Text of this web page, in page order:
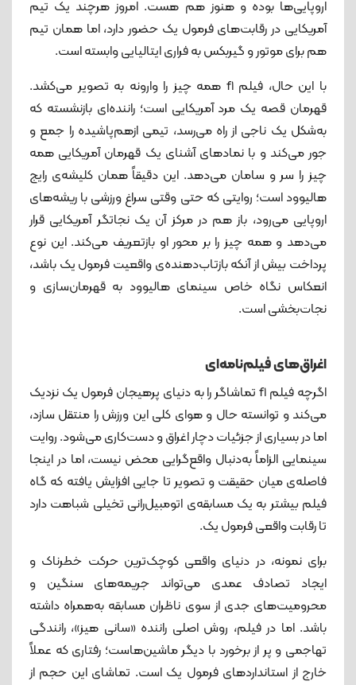
اروپایی‌ها بوده و هنوز هم هست. امروز هرچند یک تیم
آمریکایی در رقابت‌های فرمول یک حضور دارد، اما همان تیم
هم برای موتور و گیربکس به فراری ایتالیایی وابسته است.
با این حال، فیلم f1 همه‌ چیز را وارونه به تصویر می‌کشد.
قهرمان قصه یک مرد آمریکایی است؛ راننده‌ای بازنشسته که
به‌شکل یک ناجی از راه می‌رسد، تیمی ازهم‌پاشیده را جمع ‌و
جور می‌کند و با نمادهای آشنای یک قهرمان آمریکایی همه
‌چیز را سر و سامان می‌دهد. این دقیقاً همان کلیشه‌ی رایج
هالیوود است؛ روایتی که حتی وقتی سراغ ورزشی با ریشه‌های
اروپایی می‌رود، باز هم در مرکز آن یک نجاتگر آمریکایی قرار
می‌دهد و همه چیز را بر محور او بازتعریف می‌کند. این نوع
پرداخت بیش از آنکه بازتاب‌دهنده‌ی واقعیت فرمول یک باشد،
انعکاس نگاه خاص سینمای هالیوود به قهرمان‌سازی و
نجات‌بخشی است.
اغراق‌های فیلم‌نامه‌ای
اگرچه فیلم f1 تماشاگر را به دنیای پرهیجان فرمول یک نزدیک
می‌کند و توانسته حال‌ و هوای کلی این ورزش را منتقل سازد،
اما در بسیاری از جزئیات دچار اغراق و دست‌کاری می‌شود. روایت
سینمایی الزاماً به‌دنبال واقع‌گرایی محض نیست، اما در اینجا
فاصله‌ی میان حقیقت و تصویر تا جایی افزایش یافته که گاه
فیلم بیشتر به یک مسابقه‌ی اتومبیل‌رانی تخیلی شباهت دارد
تا رقابت واقعی فرمول یک.
برای نمونه، در دنیای واقعی کوچک‌ترین حرکت خطرناک و
ایجاد تصادف عمدی می‌تواند جریمه‌های سنگین و
محرومیت‌های جدی از سوی ناظران مسابقه به‌همراه داشته
باشد. اما در فیلم، روش اصلی راننده «سانی هیز»، رانندگی
تهاجمی و پر از برخورد با دیگر ماشین‌هاست؛ رفتاری که عملاً
خارج از استانداردهای فرمول یک است. تماشای این حجم از